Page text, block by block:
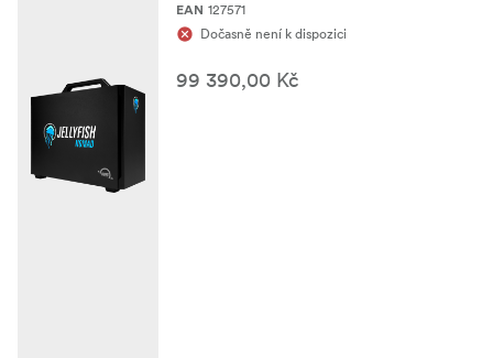
EAN 127571
Dočasně není k dispozici
99 390,00 Kč